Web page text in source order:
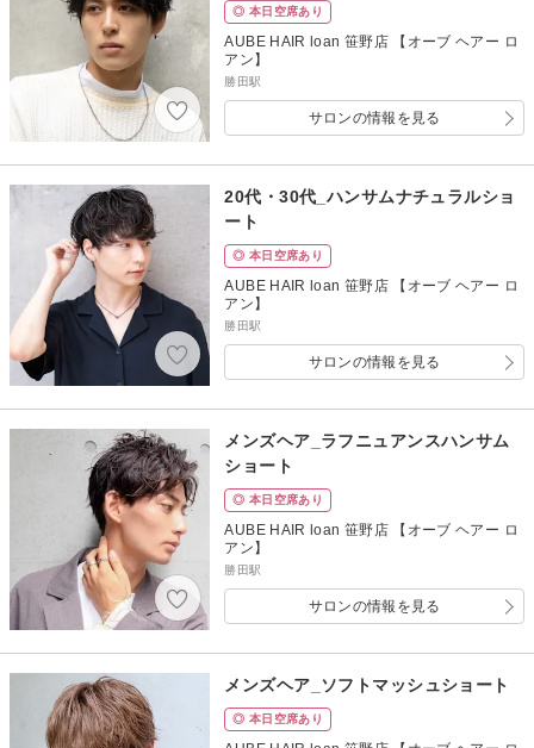
◎ 本日空席あり
AUBE HAIR loan 笹野店 【オーブ ヘアー ロ
アン】
勝田駅
サロンの情報を見る
20代・30代_ハンサムナチュラルショ
ート
◎ 本日空席あり
AUBE HAIR loan 笹野店 【オーブ ヘアー ロ
アン】
勝田駅
サロンの情報を見る
メンズヘア_ラフニュアンスハンサム
ショート
◎ 本日空席あり
AUBE HAIR loan 笹野店 【オーブ ヘアー ロ
アン】
勝田駅
サロンの情報を見る
メンズヘア_ソフトマッシュショート
◎ 本日空席あり